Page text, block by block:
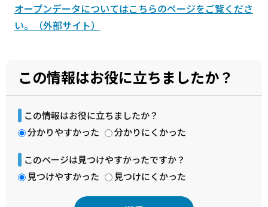
オープンデータについてはこちらのページをご覧くださ
い。（外部サイト）
この情報はお役に立ちましたか？
この情報はお役に立ちましたか？
分かりやすかった
分かりにくかった
このページは見つけやすかったですか？
見つけやすかった
見つけにくかった